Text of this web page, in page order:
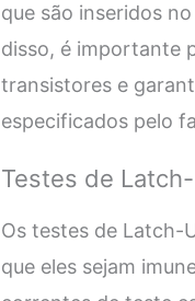
que são inseridos
disso, é importante
transistores e
especificados pelo
Testes de
Os testes de Latch-
que eles sejam